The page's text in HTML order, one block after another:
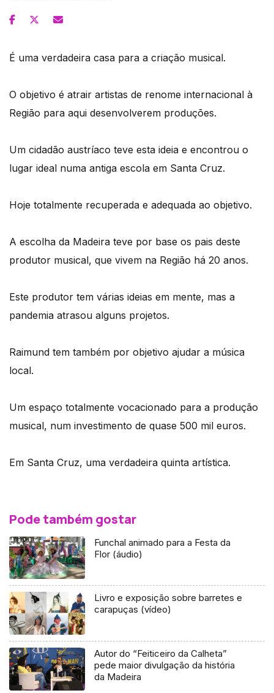
É uma verdadeira casa para a criação musical.
O objetivo é atrair artistas de renome internacional à
Região para aqui desenvolverem produções.
Um cidadão austríaco teve esta ideia e encontrou o
lugar ideal numa antiga escola em Santa Cruz.
Hoje totalmente recuperada e adequada ao objetivo.
A escolha da Madeira teve por base os pais deste
produtor musical, que vivem na Região há 20 anos.
Este produtor tem várias ideias em mente, mas a
pandemia atrasou alguns projetos.
Raimund tem também por objetivo ajudar a música
local.
Um espaço totalmente vocacionado para a produção
musical, num investimento de quase 500 mil euros.
Em Santa Cruz, uma verdadeira quinta artística.
Pode também gostar
Funchal animado para a Festa da
Flor (áudio)
Livro e exposição sobre barretes e
carapuças (vídeo)
Autor do “Feiticeiro da Calheta”
pede maior divulgação da história
da Madeira